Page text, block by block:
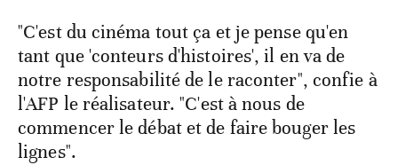
"C'est du cinéma tout ça et je pense qu'en
tant que 'conteurs d'histoires', il en va de
notre responsabilité de le raconter", confie à
l'AFP le réalisateur. "C'est à nous de
commencer le débat et de faire bouger les
lignes".